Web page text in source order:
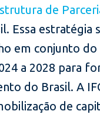
de
Essa estratégia
em conjunto do
a 2028 para
do Brasil. A
de